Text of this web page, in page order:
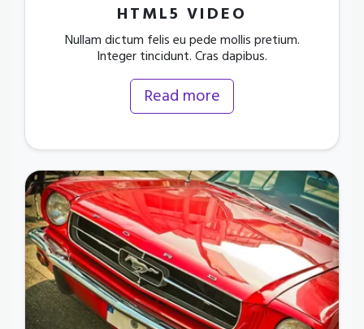
HTML5 VIDEO
Nullam dictum felis eu pede mollis pretium.
Integer tincidunt. Cras dapibus.
Read more